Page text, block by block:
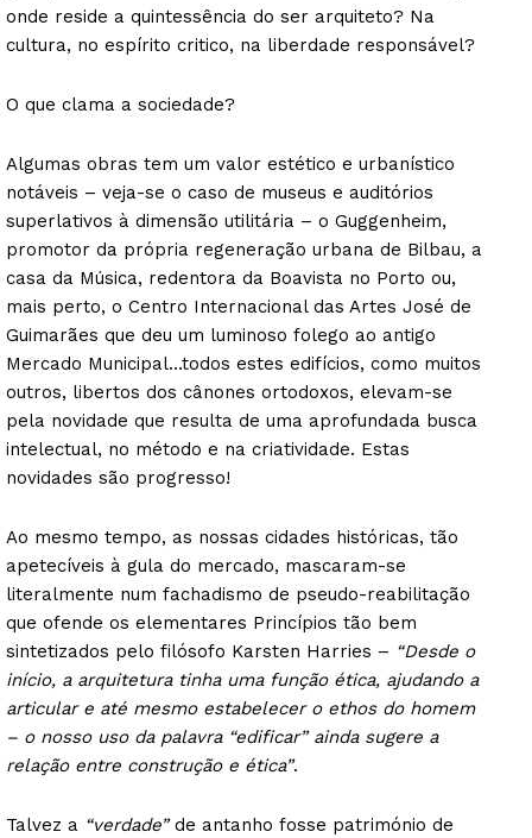
onde reside a quintessência do ser arquiteto? Na
cultura, no espírito critico, na liberdade responsável?
O que clama a sociedade?
Algumas obras tem um valor estético e urbanístico
notáveis – veja-se o caso de museus e auditórios
superlativos à dimensão utilitária – o Guggenheim,
promotor da própria regeneração urbana de Bilbau, a
casa da Música, redentora da Boavista no Porto ou,
mais perto, o Centro Internacional das Artes José de
Guimarães que deu um luminoso folego ao antigo
Mercado Municipal…todos estes edifícios, como muitos
outros, libertos dos cânones ortodoxos, elevam-se
pela novidade que resulta de uma aprofundada busca
intelectual, no método e na criatividade. Estas
novidades são progresso!
Ao mesmo tempo, as nossas cidades históricas, tão
apetecíveis à gula do mercado, mascaram-se
literalmente num fachadismo de pseudo-reabilitação
que ofende os elementares Princípios tão bem
sintetizados pelo filósofo Karsten Harries – “Desde o
início, a arquitetura tinha uma função ética, ajudando a
articular e até mesmo estabelecer o ethos do homem
– o nosso uso da palavra “edificar” ainda sugere a
relação entre construção e ética”.
Talvez a “verdade”de antanho fosse património de